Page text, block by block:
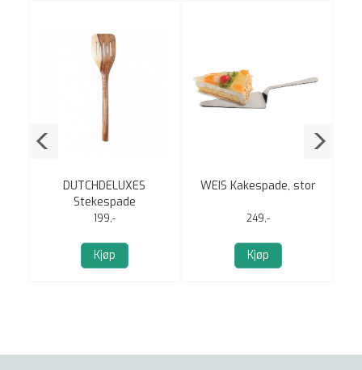
DUTCHDELUXES
Stekespade
199,-
Kjøp
WEIS Kakespade, stor
249,-
Kjøp